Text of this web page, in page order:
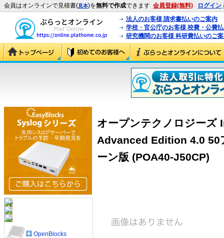
会員はオンラインで見積書(見本)を無料で作成できます 会員登録(無料) ログイン
法人のお客様 請求書払いのご案内
学校・官公庁のお客様 校費・公費
研究機関のお客様 科研費払いのご
オープンテクノロジー
Advanced Edition 4.0 50
ーン版 (POA40-J50CP)
OpenBlocks